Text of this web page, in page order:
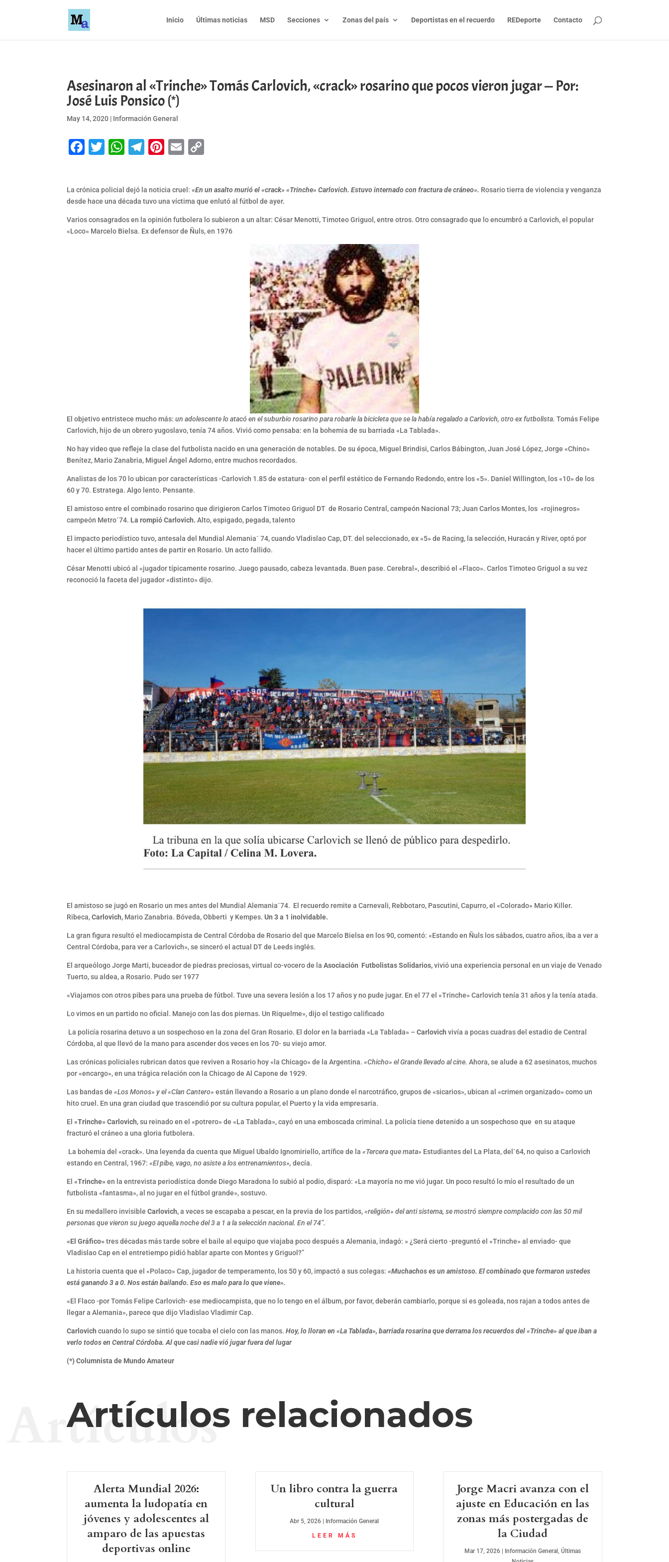
Inicio Últimas noticias MSD Secciones Zonas del país Deportistas en el recuerdo REDeporte Contacto
Asesinaron al «Trinche» Tomás Carlovich, «crack» rosarino que pocos vieron jugar — Por:
José Luis Ponsico (*)
May 14, 2020 | Información General
Facebook
Twitter
WhatsApp
Telegram
Pinterest
Email
La crónica policial dejó la noticia cruel:«En un asalto murió el «crack» «Trinche» Carlovich. Estuvo internado con fractura de cráneo». Rosario tierra de violencia y venganza
desde hace una década tuvo una víctima que enlutó al fútbol de ayer.
Varios consagrados en la opinión futbolera lo subieron a un altar: César Menotti, Timoteo Griguol, entre otros. Otro consagrado que lo encumbró a Carlovich, el popular
«Loco» Marcelo Bielsa. Ex defensor de Ñuls, en 1976
El objetivo entristece mucho más:un adolescente lo atacó en el suburbio rosarino para robarle la bicicleta que se la había regalado a Carlovich, otro ex futbolista. Tomás Felipe
Carlovich, hijo de un obrero yugoslavo, tenía 74 años. Vivió como pensaba: en la bohemia de su barriada «La Tablada».
No hay video que refleje la clase del futbolista nacido en una generación de notables. De su época, Miguel Brindisi, Carlos Bábington, Juan José López, Jorge «Chino»
Benítez, Mario Zanabria, Miguel Ángel Adorno, entre muchos recordados.
Analistas de los 70 lo ubican por características -Carlovich 1.85 de estatura- con el perfil estético de Fernando Redondo, entre los «5». Daniel Willington, los «10» de los
60 y 70. Estratega. Algo lento. Pensante.
El amistoso entre el combinado rosarino que dirigieron Carlos Timoteo Griguol DT de Rosario Central, campeón Nacional 73; Juan Carlos Montes, los «rojinegros»
campeón Metro´74. La rompió Carlovich. Alto, espigado, pegada, talento
El impacto periodístico tuvo, antesala del Mundial Alemania´ 74, cuando Vladislao Cap, DT. del seleccionado, ex «5» de Racing, la selección, Huracán y River, optó por
hacer el último partido antes de partir en Rosario. Un acto fallido.
César Menotti ubicó al «jugador típicamente rosarino. Juego pausado, cabeza levantada. Buen pase. Cerebral», describió el «Flaco». Carlos Timoteo Griguol a su vez
reconoció la faceta del jugador «distinto» dijo.
El amistoso se jugó en Rosario un mes antes del Mundial Alemania´74. El recuerdo remite a Carnevali, Rebbotaro, Pascutini, Capurro, el «Colorado» Mario Killer.
Ribeca,Carlovich, Mario Zanabria. Bóveda, Obberti y Kempes.Un 3 a 1 inolvidable.
La gran figura resultó el mediocampista de Central Córdoba de Rosario del que Marcelo Bielsa en los 90, comentó: «Estando en Ñuls los sábados, cuatro años, iba a ver a
Central Córdoba, para ver a Carlovich», se sinceró el actual DT de Leeds inglés.
El arqueólogo Jorge Marti, buceador de piedras preciosas, virtual co-vocero de laAsociación Futbolistas Solidarios,vivió una experiencia personal en un viaje de Venado
Tuerto, su aldea, a Rosario. Pudo ser 1977
«Viajamos con otros pibes para una prueba de fútbol. Tuve una severa lesión a los 17 años y no pude jugar. En el 77 el «Trinche» Carlovich tenía 31 años y la tenía atada.
Lo vimos en un partido no oficial. Manejo con las dos piernas. Un Riquelme», dijo el testigo calificado
La policía rosarina detuvo a un sospechoso en la zona del Gran Rosario. El dolor en la barriada «La Tablada» –Carlovich vivía a pocas cuadras del estadio de Central
Córdoba, al que llevó de la mano para ascender dos veces en los 70- su viejo amor.
Las crónicas policiales rubrican datos que reviven a Rosario hoy «la Chicago» de la Argentina.«Chicho» el Grande llevado al cine. Ahora, se alude a 62 asesinatos, muchos
por «encargo», en una trágica relación con la Chicago de Al Capone de 1929.
Las bandas de«Los Monos» y el «Clan Cantero» están llevando a Rosario a un plano donde el narcotráfico, grupos de «sicarios», ubican al «crimen organizado» como un
hito cruel. En una gran ciudad que trascendió por su cultura popular, el Puerto y la vida empresaria.
El«Trinche» Carlovich, su reinado en el «potrero» de «La Tablada», cayó en una emboscada criminal. La policía tiene detenido a un sospechoso que en su ataque
fracturó el cráneo a una gloria futbolera.
La bohemia del «crack». Una leyenda da cuenta que Miguel Ubaldo Ignomiriello, artífice de la«Tercera que mata» Estudiantes del La Plata, del´64, no quiso a Carlovich
estando en Central, 1967:«El pibe, vago, no asiste a los entrenamientos», decía.
El«Trinche»en la entrevista periodística donde Diego Maradona lo subió al podio, disparó: «La mayoría no me vió jugar. Un poco resultó lo mío el resultado de un
futbolista «fantasma», al no jugar en el fútbol grande», sostuvo.
En su medallero invisibleCarlovich,a veces se escapaba a pescar, en la previa de los partidos,«religión» del anti sistema, se mostró siempre complacido con las 50 mil
personas que vieron su juego aquella noche del 3 a 1 a la selección nacional. En el 74”.
«El Gráfico»tres décadas más tarde sobre el baile al equipo que viajaba poco después a Alemania, indagó: » ¿Será cierto -preguntó el «Trinche» al enviado- que
Vladislao Cap en el entretiempo pidió hablar aparte con Montes y Griguol?”
La historia cuenta que el «Polaco» Cap, jugador de temperamento, los 50 y 60, impactó a sus colegas:«Muchachos es un amistoso. El combinado que formaron ustedes
está ganando 3 a 0. Nos están bailando. Eso es malo para lo que viene».
«El Flaco -por Tomás Felipe Carlovich- ese mediocampista, que no lo tengo en el álbum, por favor, deberán cambiarlo, porque si es goleada, nos rajan a todos antes de
llegar a Alemania», parece que dijo Vladislao Vladimir Cap.
Carlovich cuando lo supo se sintió que tocaba el cielo con las manos.Hoy, lo lloran en «La Tablada», barriada rosarina que derrama los recuerdos del «Trinche» al que iban a
verlo todos en Central Córdoba. Al que casi nadie vió jugar fuera del lugar
(*) Columnista de Mundo Amateur
Artículos relacionados
Artículos
Alerta Mundial 2026:
aumenta la ludopatía en
jóvenes y adolescentes al
amparo de las apuestas
deportivas online
Un libro contra la guerra
cultural
Abr 5, 2026 Información General
LEER MÁS
Jorge Macri avanza con el
ajuste en Educación en las
zonas más postergadas de
la Ciudad
Mar 17, 2026 Información General,Últimas